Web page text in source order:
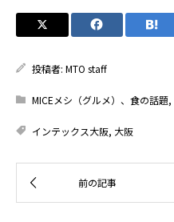
投稿者: MTO staff
MICEメシ（グルメ）、食の話題,
インテックス大阪, 大阪